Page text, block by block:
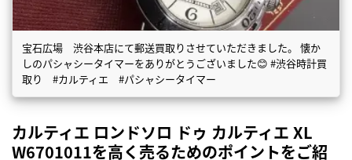
宝石広場 渋谷本店にて郵送買取りさせていただきました。 懐か
しのパシャシータイマーをありがとうございました😊 #渋谷時計買
取り #カルティエ #パシャシータイマー
カルティエ ロンドソロ ドゥ カルティエ XL
W6701011を高く売るためのポイントをご紹